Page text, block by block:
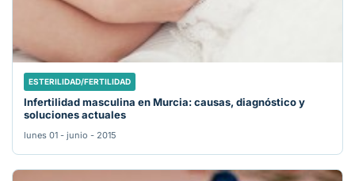
ESTERILIDAD/FERTILIDAD
Infertilidad masculina en Murcia: causas, diagnóstico y
soluciones actuales
lunes 01 - junio - 2015